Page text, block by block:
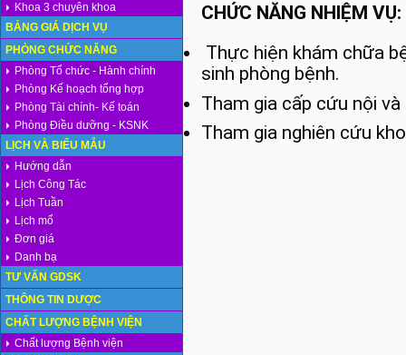
Khoa 3 chuyên khoa
BẢNG GIÁ DỊCH VỤ
PHÒNG CHỨC NĂNG
Phòng Tổ chức - Hành chính
Phòng Kế hoạch tổng hợp
Phòng Tài chính- Kế toán
Phòng Điều dưỡng - KSNK
LỊCH VÀ BIỂU MẪU
Hướng dẫn
Lịch Công Tác
Lịch Tuần
Lịch mổ
Đơn giá
Danh bạ
TƯ VẤN GDSK
THÔNG TIN DƯỢC
CHẤT LƯỢNG BỆNH VIỆN
Chất lượng Bệnh viện
CHỨC NĂNG NHIỆM VỤ:
Thực hiện khám chữa
sinh phòng bệnh.
Tham gia cấp cứu nội và
Tham gia nghiên cứu